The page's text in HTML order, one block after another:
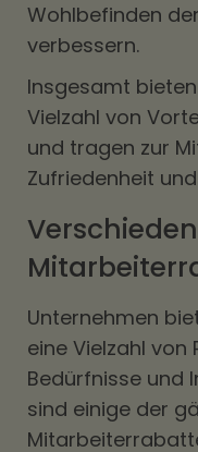
Wohlbefinden
verbessern.
Insgesamt
Vielzahl von
und tragen zur
Zufriedenheit
Unternehmen
eine Vielzahl
Bedürfnisse und
sind einige der